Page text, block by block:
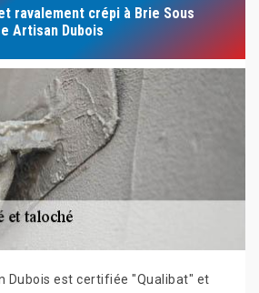
ravalement crépi à Brie Sous
Artisan Dubois
Dubois est certifiée "Qualibat" et